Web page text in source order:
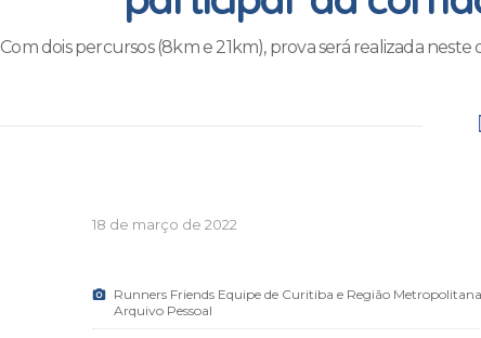
Com dois percursos (8km e 21km), prova será realizada
18 de março de 2022
Runners Friends Equipe de Curitiba e Região
Arquivo Pessoal